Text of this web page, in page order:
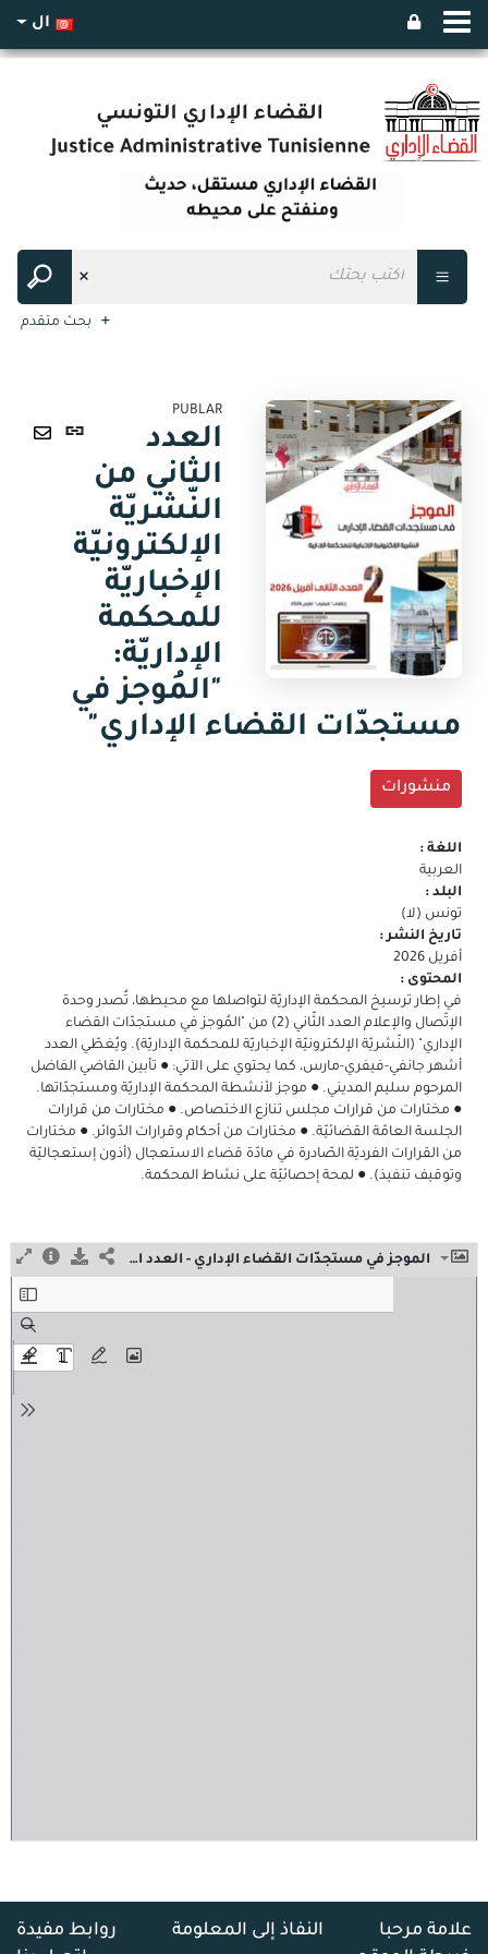
ال
بحث متقدم
ارسال
الالكتروني
PUBLAR
العدد
الثاني من
النّشريّة
الإلكترونيّة
الإخباريّة
للمحكمة
الإداريّة:
"المُوجز في
مستجدّات القضاء الإداري"
منشورات
اللغة :
العربية
البلد :
تونس (لا)
تاريخ النشر :
أفريل 2026
المحتوى :
في إطار ترسيخ المحكمة الإداريّة لتواصلها مع محيطها، تُصدر وحدة
الإتّصال والإعلام العدد الثّاني (2) من "المُوجز في مستجدّات القضاء
الإداري" (النّشريّة الإلكترونيّة الإخباريّة للمحكمة الإداريّة). ويُغطّي العدد
أشهر جانفي-فيفري-مارس، كما يحتوي على الآتي: ● تأبين القاضي الفاضل
المرحوم سليم المديني. ● موجز لأنشطة المحكمة الإداريّة ومستجدّاتها.
● مختارات من قرارات مجلس تنازع الاختصاص. ● مختارات من قرارات
الجلسة العامّة القضائيّة. ● مختارات من أحكام وقرارات الدّوائر. ● مختارات
من القرارات الفرديّة الصّادرة في مادّة قضاء الاستعجال (أذون إستعجاليّة
وتوقيف تنفيذ). ● لمحة إحصائيّة على نشاط المحكمة.
الموجز في مستجدّات القضاء الإداري - العدد الثّاني - أفريل 2026
علامة مرحبا النفاذ إلى المعلومة
روابط مفيدة